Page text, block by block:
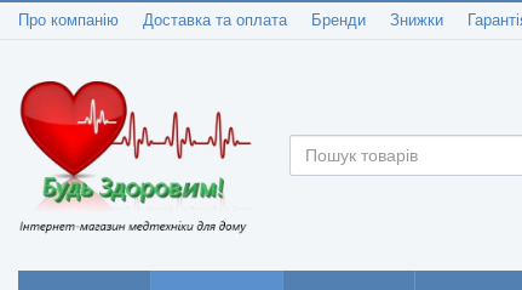
Про компанію Доставка та оплата Бренди Знижки